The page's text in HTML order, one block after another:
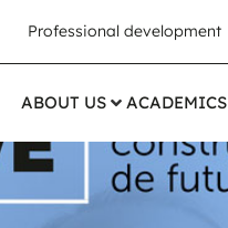
Professional development
ABOUT US ACADEMICS